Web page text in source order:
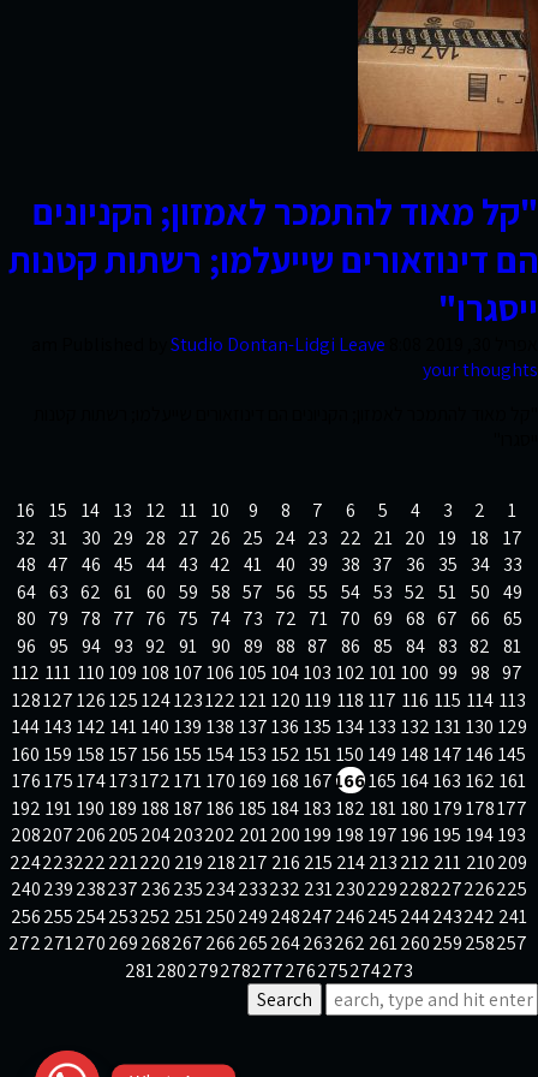
"קל מאוד להתמכר לאמזון; הקניונים
הם דינוזאורים שייעלמו; רשתות קטנות
ייסגרו"
Studio Dontan-Lidgi Leave
your thoughts
1
2
3
4
5
6
7
8
9
10
11
12
13
14
15
16
17
18
19
20
21
22
23
24
25
26
27
28
29
30
31
32
33
34
35
36
37
38
39
40
41
42
43
44
45
46
47
48
49
50
51
52
53
54
55
56
57
58
59
60
61
62
63
64
65
66
67
68
69
70
71
72
73
74
75
76
77
78
79
80
81
82
83
84
85
86
87
88
89
90
91
92
93
94
95
96
97
98
99
100
101
102
103
104
105
106
107
108
109
110
111
112
113
114
115
116
117
118
119
120
121
122
123
124
125
126
127
128
129
130
131
132
133
134
135
136
137
138
139
140
141
142
143
144
145
146
147
148
149
150
151
152
153
154
155
156
157
158
159
160
161
162
163
164
165
166
167
168
169
170
171
172
173
174
175
176
177
178
179
180
181
182
183
184
185
186
187
188
189
190
191
192
193
194
195
196
197
198
199
200
201
202
203
204
205
206
207
208
209
210
211
212
213
214
215
216
217
218
219
220
221
222
223
224
225
226
227
228
229
230
231
232
233
234
235
236
237
238
239
240
241
242
243
244
245
246
247
248
249
250
251
252
253
254
255
256
257
258
259
260
261
262
263
264
265
266
267
268
269
270
271
272
273
274
275
276
277
278
279
280
281
Search